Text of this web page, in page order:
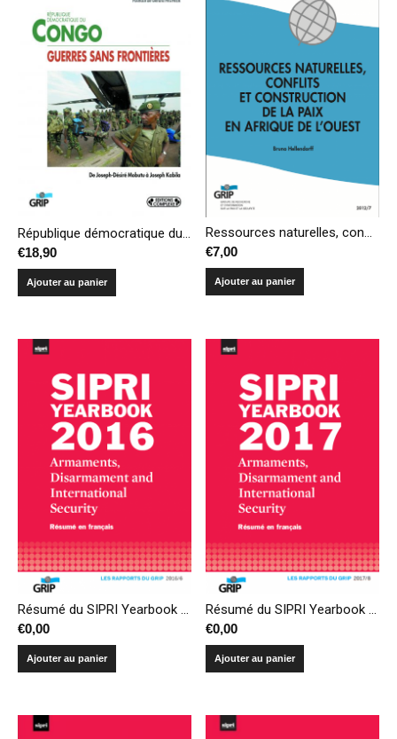
République démocratique du Congo – Guerres sans frontières
€18,90
Ajouter au panier
Ressources naturelles, conflits et construction de la paix en Afrique de l’Ouest
€7,00
Ajouter au panier
Résumé du SIPRI Yearbook 2016 – Armements, désarmement et sécurité internationale
€0,00
Ajouter au panier
Résumé du SIPRI Yearbook 2017 – Armements, désarmement et sécurité internationale
€0,00
Ajouter au panier